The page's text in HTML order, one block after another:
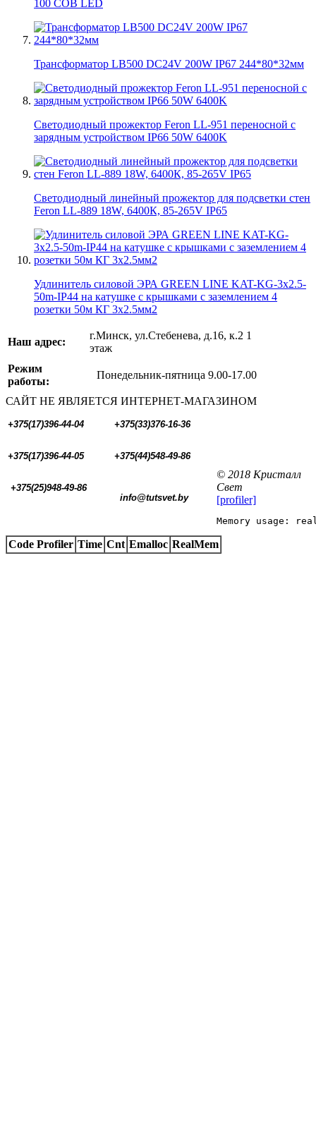
100 COB LED
Трансформатор LB500 DC24V 200W IP67 244*80*32мм
Светодиодный прожектор Feron LL-951 переносной с
зарядным устройством IP66 50W 6400K
Светодиодный линейный прожектор для подсветки стен
Feron LL-889 18W, 6400К, 85-265V IP65
Удлинитель силовой ЭРА GREEN LINE KAT-KG-3x2.5-
50m-IP44 на катушке c крышками с заземлением 4
розетки 50м КГ 3x2.5мм2
Наш адрес:
г.Минск, ул.Стебенева, д.16, к.2 1
этаж
Режим
работы:
Понедельник-пятница 9.00-17.00
САЙТ НЕ ЯВЛЯЕТСЯ ИНТЕРНЕТ-МАГАЗИНОМ
+375(17)396-44-04 +375(33)376-16-36
+375(17)396-44-05 +375(44)548-49-86
+375(25)948-49-86
  info@tutsvet.by
© 2018 Кристалл
Свет
[profiler]
Memory usage:
Code Profiler Time Cnt Emalloc RealMem